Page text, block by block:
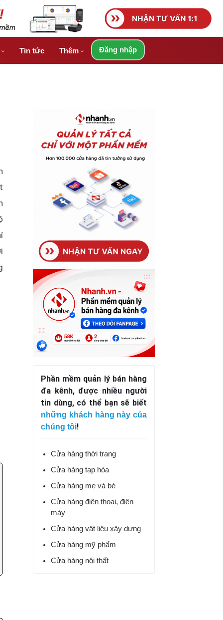
Tin tức Thêm Đăng nhập
Phần mềm quản lý bán hàng
đa kênh, được nhiều người
tin dùng, có thể bạn sẽ biết
những khách hàng này của
chúng tôi!
Cửa hàng thời trang
Cửa hàng tạp hóa
Cửa hàng mẹ và bé
Cửa hàng điện thoại, điện
máy
Cửa hàng vật liệu xây dựng
Cửa hàng mỹ phẩm
Cửa hàng nội thất